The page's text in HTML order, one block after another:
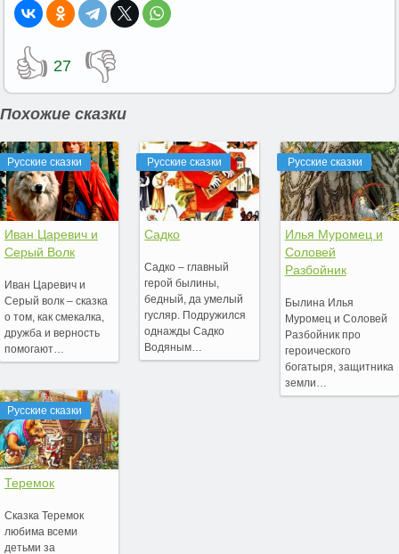
👍 27 👎
Похожие сказки
Русские сказки
Иван Царевич и
Серый Волк
Иван Царевич и
Серый волк – сказка
о том, как смекалка,
дружба и верность
помогают…
Русские сказки
Теремок
Сказка Теремок
любима всеми
детьми за
Русские сказки
Садко
Садко – главный
герой былины,
бедный, да умелый
гусляр. Подружился
однажды Садко
Водяным…
Русские сказки
Илья Муромец и
Соловей
Разбойник
Былина Илья
Муромец и Соловей
Разбойник про
героического
богатыря, защитника
земли…